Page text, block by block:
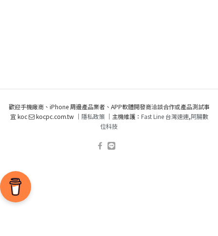
歡迎手機廠商、iPhone 周邊產品業者、APP軟體開發商洽談合作或產品測試事
宜 koc
kocpc.com.tw ｜ 隱私政策｜主機維護： Fast Line 台灣速連,阿腸數
位科技